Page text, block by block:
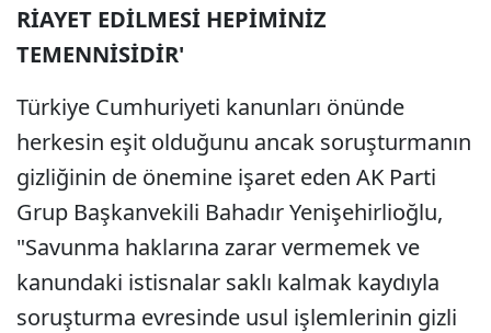
RİAYET EDİLMESİ HEPİMİNİZ
TEMENNİSİDİR'
Türkiye Cumhuriyeti kanunları önünde
herkesin eşit olduğunu ancak soruşturmanın
gizliğinin de önemine işaret eden AK Parti
Grup Başkanvekili Bahadır Yenişehirlioğlu,
"Savunma haklarına zarar vermemek ve
kanundaki istisnalar saklı kalmak kaydıyla
soruşturma evresinde usul işlemlerinin gizli